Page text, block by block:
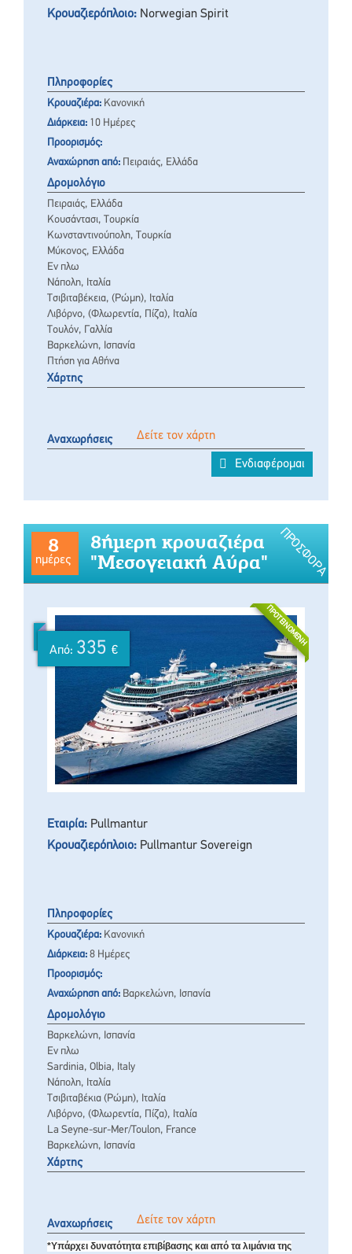
Κρουαζιερόπλοιο: Norwegian Spirit
Πληροφορίες
Κρουαζιέρα: Κανονική
Διάρκεια: 10 Ημέρες
Προορισμός:
Αναχώρηση από: Πειραιάς, Ελλάδα
Δρομολόγιο
Πειραιάς, Ελλάδα
Κουσάντασι, Τουρκία
Κωνσταντινούπολη, Τουρκία
Μύκονος, Ελλάδα
Εν πλω
Νάπολη, Ιταλία
Τσιβιταβέκεια, (Ρώμη), Ιταλία
Λιβόρνο, (Φλωρεντία, Πίζα), Ιταλία
Τουλόν, Γαλλία
Βαρκελώνη, Ισπανία
Πτήση για Αθήνα
Χάρτης
Δείτε τον χάρτη
Αναχωρήσεις
Ενδιαφέρομαι
ΠΡΟΣΦΟΡΆ
8
ημέρες
8ήμερη κρουαζιέρα
"Μεσογειακή Αύρα"
ΠΡΟΤΕΙΝΌΜΕΝΗ
Εταιρία: Pullmantur
Κρουαζιερόπλοιο: Pullmantur Sovereign
Από: 335 €
Πληροφορίες
Κρουαζιέρα: Κανονική
Διάρκεια: 8 Ημέρες
Προορισμός:
Αναχώρηση από: Βαρκελώνη, Ισπανία
Δρομολόγιο
Βαρκελώνη, Ισπανία
Εν πλω
Sardinia, Olbia, Italy
Νάπολη, Ιταλία
Τσιβιταβέκια (Ρώμη), Ιταλία
Λιβόρνο, (Φλωρεντία, Πίζα), Ιταλία
La Seyne-sur-Mer/Toulon, France
Βαρκελώνη, Ισπανία
Χάρτης
Δείτε τον χάρτη
Αναχωρήσεις
*Υπάρχει δυνατότητα επιβίβασης και από τα λιμάνια της